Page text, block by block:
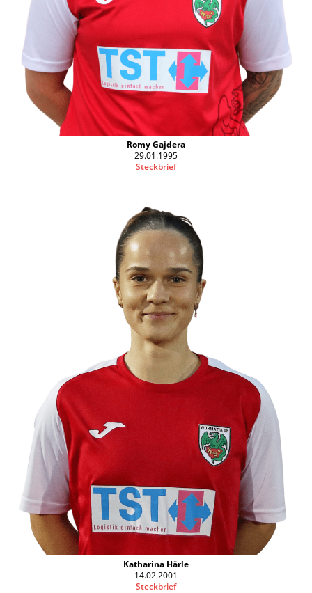
Romy Gajdera
29.01.1995
Steckbrief
Katharina Härle
14.02.2001
Steckbrief